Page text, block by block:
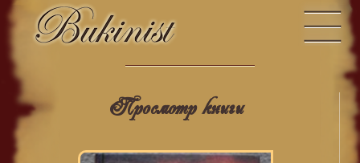
Просмотр книги